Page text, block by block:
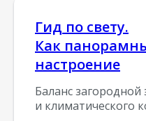
Гид по свету.
Как
настроение
Баланс загородной
и климатического